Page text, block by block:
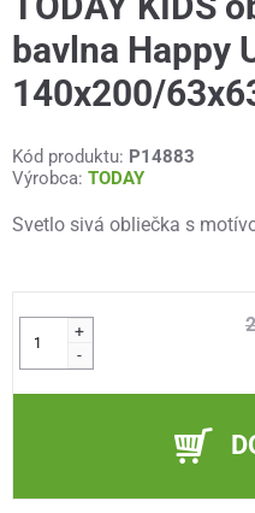
bavlna Happy
140x200/
Kód produktu: P14883
Výrobca: TODAY
Svetlo sivá obliečka s
+
-